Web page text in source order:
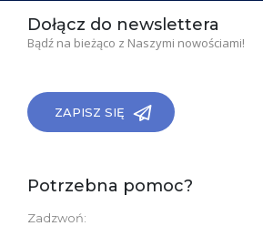
Dołącz do newslettera
Bądź na bieżąco z Naszymi nowościami!
ZAPISZ SIĘ
Potrzebna pomoc?
Zadzwoń: